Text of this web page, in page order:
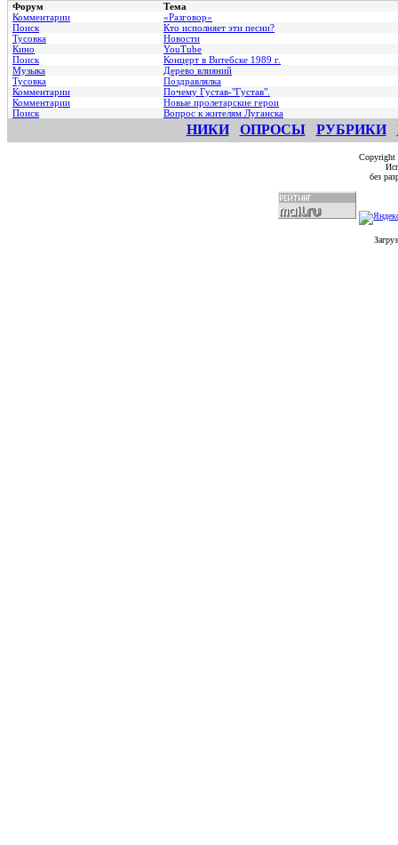
Форум
Тема
Комментарии
«Разговор»
Поиск
Кто исполняет эти песни?
Тусовка
Новости
Кино
YouTube
Поиск
Концерт в Витебске 1989 г.
Музыка
Дерево влияний
Тусовка
Поздравлялка
Комментарии
Почему Густав-"Густав".
Комментарии
Hовые пролетарские герои
Поиск
Вопрос к жителям Луганска
НИКИ ОПРОСЫ РУБРИКИ
без